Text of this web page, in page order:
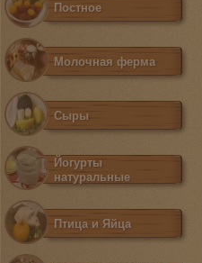
Постное
Молочная ферма
Сыры
Йогурты
натуральные
Птица и Яйца